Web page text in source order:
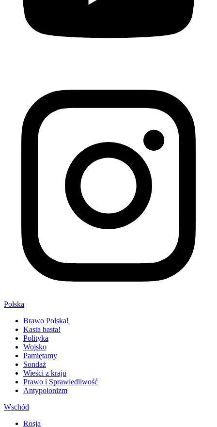
Polska
Brawo Polska!
Kasta basta!
Polityka
Wojsko
Pamiętamy
Sondaż
Wieści z kraju
Prawo i Sprawiedliwość
Antypolonizm
Wschód
Rosja